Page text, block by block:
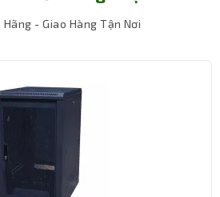
Hãng - Giao Hàng Tận Nơi